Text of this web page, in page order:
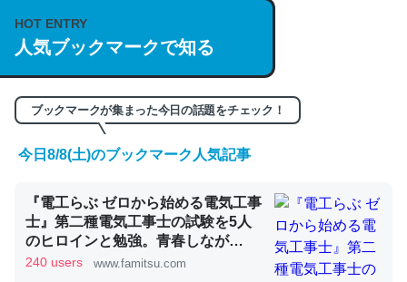
https://isobe324649.hatenablog.com/entry/2023/03/27
/064121
─GPTの仕組みと限界についての考察（１） - conceptualization
くらい。小説でいう「ずっと前の伏線」は回収されないけ
ど、短期記憶というには多い分量。進化すればするほど分
かりやすく強くなりそう
─GPTの仕組みと限界についての考察（１） - conceptualization
HOT ENTRY
人気ブックマークで知る
ブックマークが集まった今日の話題をチェック！
今日8/8(土)のブックマーク人気記事
『電工らぶ ゼロから始める電気工事
士』第二種電気工事士の試験を5人
のヒロインと勉強。青春しなが
ら“過去問1000問”や“本番形式CBT
240 users www.famitsu.com